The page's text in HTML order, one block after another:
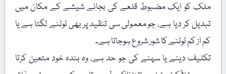
ملک کو ایک مضبوط قلعے کی بجائے شیشے کے مکان میں
تبدیل کر دیا ہے، جو معمولی سی تنقید پر بھی ٹوٹنے لگتا ہے یا
کم از کم ٹوٹنے کا شور شروع ہوجاتا ہے۔
تکلیف دینے یا سہنے کی جو حد ہے، وہ بندہ خود متعین کرتا